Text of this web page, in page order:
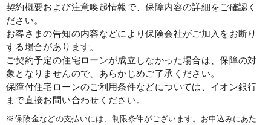
契約概要および注意喚起情報で、保障内容の詳細をご確認く
ださい。
お客さまの告知の内容などにより保険会社がご加入をお断り
する場合があります。
ご契約予定の住宅ローンが成立しなかった場合は、保障の対
象となりませんので、あらかじめご了承ください。
保障付住宅ローンのご利用条件などについては、イオン銀行
まで直接お問い合わせください。
※ 保険金などの支払いには、制限条件がございます。お申込みにあた